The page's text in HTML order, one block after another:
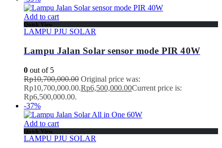
Add to cart
Quick View
LAMPU PJU SOLAR
Lampu Jalan Solar sensor mode PIR 40W
0 out of 5
Rp10,700,000.00 Original price was:
Rp10,700,000.00.Rp6,500,000.00Current price is:
Rp6,500,000.00.
-37%
Add to cart
Quick View
LAMPU PJU SOLAR